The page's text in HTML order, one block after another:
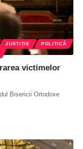
JUSTIȚIE
POLITICĂ
victimelor
Bisericii Ortodoxe